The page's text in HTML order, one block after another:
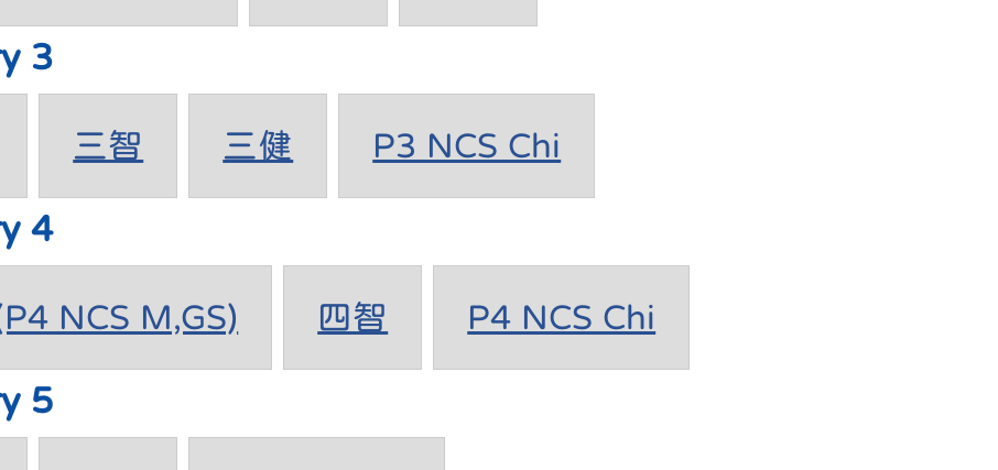
3
三智 三健 P3 NCS Chi
4
NCS M,GS) 四智 P4 NCS Chi
5